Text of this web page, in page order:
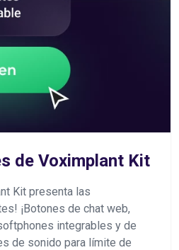
de Voximplant Kit
Kit presenta las
¡Botones de chat web,
integrables y de
de sonido para límite de